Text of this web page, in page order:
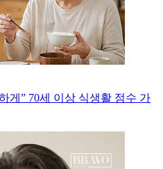
게” 70세 이상 식생활 점수 가